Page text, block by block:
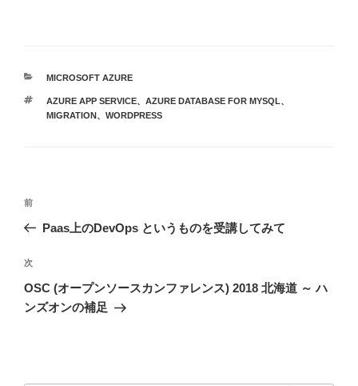
カ
ゴ
リ
MICROSOFT AZURE
タ
グ
AZURE APP SERVICE、 AZURE DATABASE FOR MYSQL、
MIGRATION、 WORDPRESS
投
ビ
ゲ
ー
前
の
稿
前
Paas上のDevOps というものを受講してみて
次
の
投
次
OSC (オープンソースカンファレンス) 2018 北海道 ～ ハ
ンズオンの補足